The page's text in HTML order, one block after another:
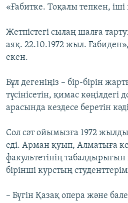
«Ғабитке. Тоқалы тепкен, іші
Жетпістегі сылаң шалға
аяқ. 22.10.1972 жыл.
екен.
Бұл дегеніңіз – бір-бірін
түсінісетін, қимас көңілдегі
арасында кездесе беретін
Сол сәт ойымызға 1972
еді. Арман қуып, Алматыға
факультетінің
бірінші курстың
– Бүгін Қазақ опера және